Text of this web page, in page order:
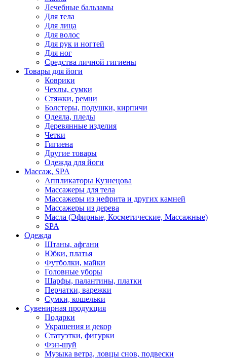
Лечебные бальзамы
Для тела
Для лица
Для волос
Для рук и ногтей
Для ног
Средства личной гигиены
Товары для йоги
Коврики
Чехлы, сумки
Стяжки, ремни
Болстеры, подушки, кирпичи
Одеяла, пледы
Деревянные изделия
Четки
Гигиена
Другие товары
Одежда для йоги
Массаж, SPA
Аппликаторы Кузнецова
Массажеры для тела
Массажеры из нефрита и других камней
Массажеры из дерева
Масла (Эфирные, Косметические, Массажные)
SPA
Одежда
Штаны, афгани
Юбки, платья
Футболки, майки
Головные уборы
Шарфы, палантины, платки
Перчатки, варежки
Сумки, кошельки
Сувенирная продукция
Подарки
Украшения и декор
Статуэтки, фигурки
Фэн-шуй
Музыка ветра, ловцы снов, подвески